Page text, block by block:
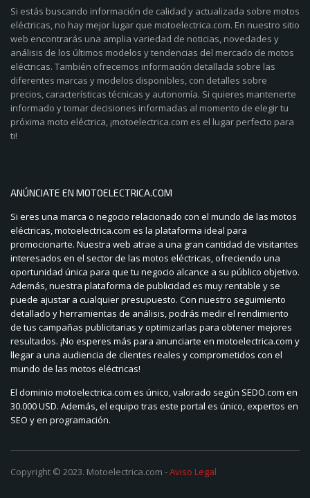
Si estás buscando información de calidad y actualizada sobre motos
eléctricas, no hay mejor lugar que motoelectrica.com. En nuestro sitio
web encontrarás una amplia variedad de noticias, novedades y
análisis de los últimos modelos y tendencias del mercado de motos
eléctricas. También ofrecemos información detallada sobre las
diferentes marcas y modelos disponibles, con detalles sobre
precios, características técnicas y autonomía. Si quieres mantenerte
informado y tomar decisiones informadas al momento de elegir tu
próxima moto eléctrica, ¡motoelectrica.com es el lugar perfecto para
ti!
ANÚNCIATE EN MOTOELECTRICA.COM
Si eres una marca o negocio relacionado con el mundo de las motos
eléctricas, motoelectrica.com es la plataforma ideal para
promocionarte. Nuestra web atrae a una gran cantidad de visitantes
interesados en el sector de las motos eléctricas, ofreciendo una
oportunidad única para que tu negocio alcance a su público objetivo.
Además, nuestra plataforma de publicidad es muy rentable y se
puede ajustar a cualquier presupuesto. Con nuestro seguimiento
detallado y herramientas de análisis, podrás medir el rendimiento
de tus campañas publicitarias y optimizarlas para obtener mejores
resultados. ¡No esperes más para anunciarte en motoelectrica.com y
llegar a una audiencia de clientes reales y comprometidos con el
mundo de las motos eléctricas!
El dominio motoelectrica.com es único, valorado según SEDO.com en
30.000 USD. Además, el equipo tras este portal es único, expertos en
SEO y en programación.
Copyright © 2023. Motoelectrica.com -Aviso Legal